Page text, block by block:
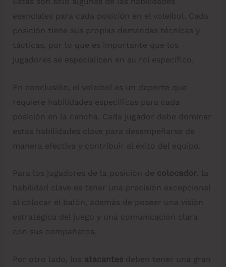
esenciales para cada posición en el voleibol. Cada
posición tiene sus propias demandas técnicas y
tácticas, por lo que es importante que los
jugadores se especialicen en su rol específico.
En conclusión, el voleibol es un deporte que
requiere habilidades específicas para cada
posición en la cancha. Cada jugador debe dominar
estas habilidades clave para desempeñarse de
manera efectiva y contribuir al éxito del equipo.
Para los jugadores de la posición de colocador, la
habilidad clave es tener una precisión excepcional
al colocar el balón, además de poseer una visión
estratégica del juego y una comunicación clara
con sus compañeros.
Por otro lado, los atacantesdeben tener una gran